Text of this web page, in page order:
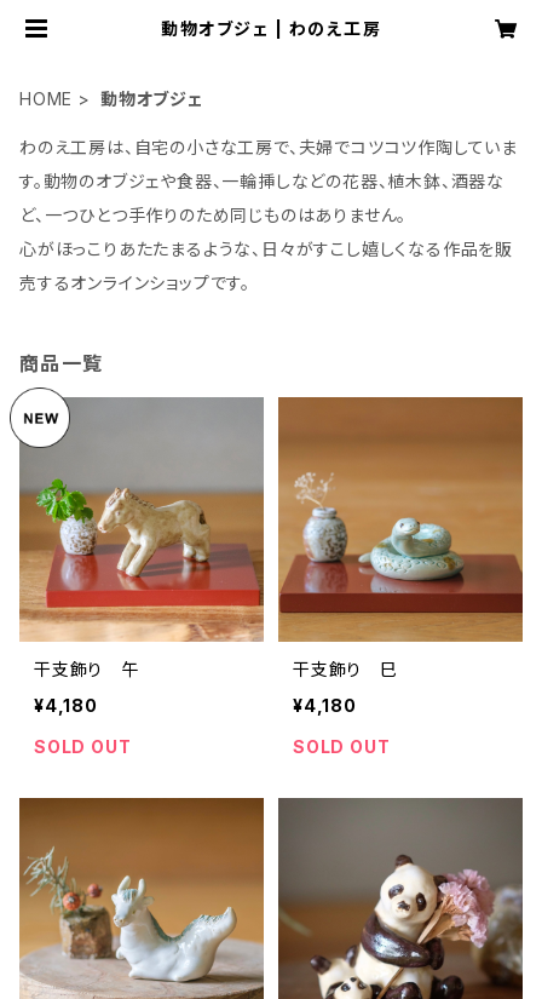
動物オブジェ | わのえ工房
HOME 動物オブジェ
わのえ工房は、自宅の小さな工房で、夫婦でコツコツ作陶していま
す。動物のオブジェや食器、一輪挿しなどの花器、植木鉢、酒器な
ど、一つひとつ手作りのため同じものはありません。
心がほっこりあたたまるような、日々がすこし嬉しくなる作品を販
売するオンラインショップです。
商品一覧
干支飾り 午
¥4,180
SOLD OUT
干支飾り 巳
¥4,180
SOLD OUT